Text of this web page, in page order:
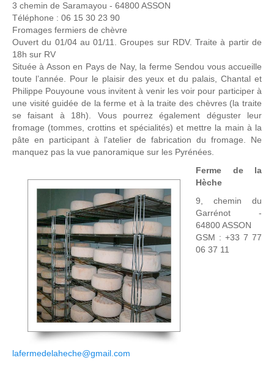
3 chemin de Saramayou - 64800 ASSON
Téléphone : 06 15 30 23 90
Fromages fermiers de chèvre
Ouvert du 01/04 au 01/11. Groupes sur RDV. Traite à partir de
18h sur RV
Située à Asson en Pays de Nay, la ferme Sendou vous accueille
toute l’année. Pour le plaisir des yeux et du palais, Chantal et
Philippe Pouyoune vous invitent à venir les voir pour participer à
une visité guidée de la ferme et à la traite des chèvres (la traite
se faisant à 18h). Vous pourrez également déguster leur
fromage (tommes, crottins et spécialités) et mettre la main à la
pâte en participant à l'atelier de fabrication du fromage. Ne
manquez pas la vue panoramique sur les Pyrénées.
Ferme de la
Hèche
9, chemin du
Garrénot -
64800 ASSON
GSM : +33 7 77
06 37 11
lafermedelaheche@gmail.com